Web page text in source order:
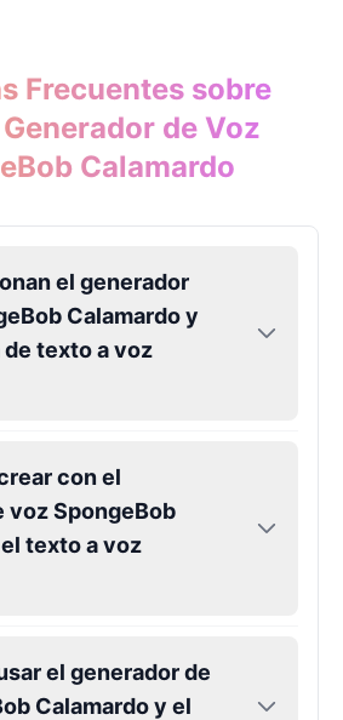
Frecuentes sobre
de Voz
Calamardo
el generador
Calamardo y
texto a voz
con el
voz SpongeBob
texto a voz
el generador de
Calamardo y el